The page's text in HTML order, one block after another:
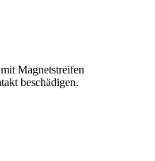
Magnetstreifen
beschädigen.